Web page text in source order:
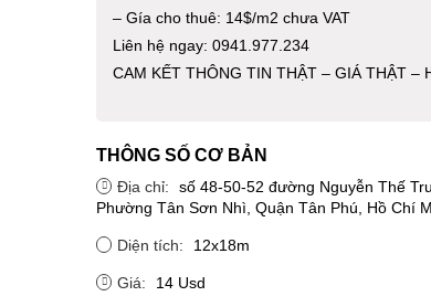
– Gía cho thuê: 14$/m2 chưa VAT
Liên hệ ngay: 0941.977.234
CAM KẾT THÔNG TIN THẬT – GIÁ THẬT –
THÔNG SỐ CƠ BẢN
Địa chỉ:
số 48-50-52 đường Nguyễn Thế
Phường Tân Sơn Nhì, Quận Tân Phú, Hồ Chí
Diện tích: 12x18m
Giá: 14 Usd